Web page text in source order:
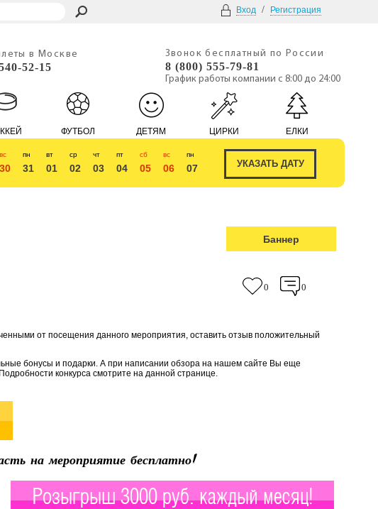
Вход / Регистрация
в Москве
52-15
Звонок бесплатный по России
8 (800) 555-79-81
График работы компании с 8:00 до 24:00
ФУТБОЛ ДЕТЯМ ЦИРКИ ЕЛКИ
вс
30
пн
31
вт
01
ср
02
чт
03
пт
04
сб
05
вс
06
пн
07
Баннер
0 0
от посещения данного мероприятия, оставить отзыв положительный
бонусы и подарки. А при написании обзора на нашем сайте Вы еще
конкурса смотрите на данной странице.
на мероприятие бесплатно!
Розыгрыш 3000 руб. каждый месяц!